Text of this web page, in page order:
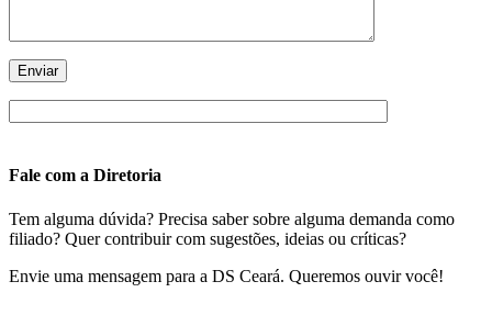
Fale com a Diretoria
Tem alguma dúvida? Precisa saber sobre alguma demanda como
filiado? Quer contribuir com sugestões, ideias ou críticas?
Envie uma mensagem para a DS Ceará. Queremos ouvir você!